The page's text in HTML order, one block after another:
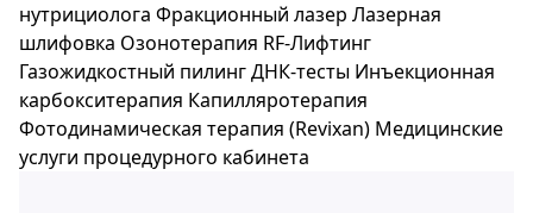
нутрициолога Фракционный лазер Лазерная
шлифовка Озонотерапия RF-Лифтинг
Газожидкостный пилингДНК-тесты Инъекционная
карбокситерапия Капилляротерапия
Фотодинамическая терапия (Revixan) Медицинские
услуги процедурного кабинета